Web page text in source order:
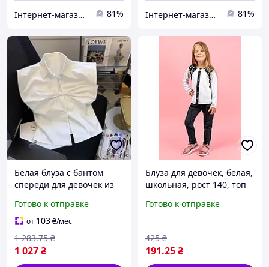
Інтернет-магазин Already Better 81% Інтернет-магазин Already Better 81%
Белая блуза с бантом
спереди для девочек из
рукавов с классическим
воротником размер 130-
170
Готово к отправке
от 103₴/мес
1 027₴
1 283.75 ₴
Блуза для девочек, белая,
школьная, рост 140, топ
Готово к отправке
191.25₴
425 ₴